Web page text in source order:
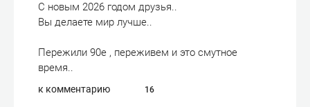
С новым 2026 годом друзья..
Вы делаете мир лучше..
Пережили 90е , переживем и это смутное
время..
к комментарию 16